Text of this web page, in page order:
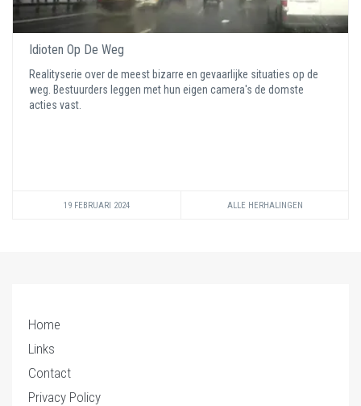
Idioten Op De Weg
Realityserie over de meest bizarre en gevaarlijke situaties op de
weg. Bestuurders leggen met hun eigen camera's de domste
acties vast.
19 FEBRUARI 2024 ALLE HERHALINGEN
Home
Links
Contact
Privacy Policy